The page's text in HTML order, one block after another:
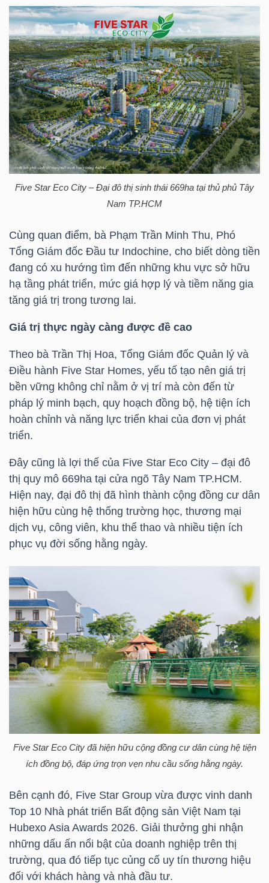
Five Star Eco City – Đại đô thị sinh thái 669ha tại thủ phủ Tây
Nam TP.HCM
Cùng quan điểm, bà Phạm Trần Minh Thu, Phó
Tổng Giám đốc Đầu tư Indochine, cho biết dòng tiền
đang có xu hướng tìm đến những khu vực sở hữu
hạ tầng phát triển, mức giá hợp lý và tiềm năng gia
tăng giá trị trong tương lai.
Giá trị thực ngày càng được đề cao
Theo bà Trần Thị Hoa, Tổng Giám đốc Quản lý và
Điều hành Five Star Homes, yếu tố tạo nên giá trị
bền vững không chỉ nằm ở vị trí mà còn đến từ
pháp lý minh bạch, quy hoạch đồng bộ, hệ tiện ích
hoàn chỉnh và năng lực triển khai của đơn vị phát
triển.
Đây cũng là lợi thế của Five Star Eco City – đại đô
thị quy mô 669ha tại cửa ngõ Tây Nam TP.HCM.
Hiện nay, đại đô thị đã hình thành cộng đồng cư dân
hiện hữu cùng hệ thống trường học, thương mại
dịch vụ, công viên, khu thể thao và nhiều tiện ích
phục vụ đời sống hằng ngày.
Five Star Eco City đã hiện hữu cộng đồng cư dân cùng hệ tiện
ích đồng bộ, đáp ứng trọn vẹn nhu cầu sống hằng ngày.
Bên cạnh đó, Five Star Group vừa được vinh danh
Top 10 Nhà phát triển Bất động sản Việt Nam tại
Hubexo Asia Awards 2026. Giải thưởng ghi nhận
những dấu ấn nổi bật của doanh nghiệp trên thị
trường, qua đó tiếp tục củng cố uy tín thương hiệu
đối với khách hàng và nhà đầu tư.
PHÁI
SINH
TRÁI
PHIẾU
TRUY
LIỆU
Ngành
(-)
VS-
NĂNG
LƯỢNG
NGUYÊN
VẬT
LIỆU
CÔNG
NGHIỆP
KHÔNG
THIẾT